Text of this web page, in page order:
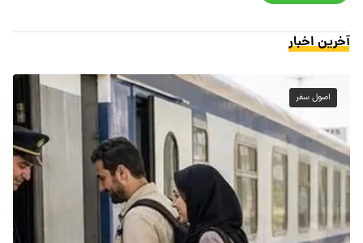
آخرین اخبار
اصول سفر